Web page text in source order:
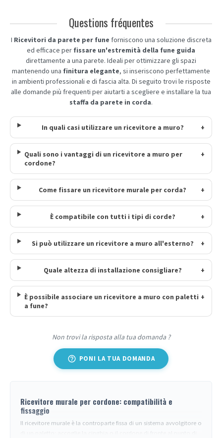
Questions fréquentes
I Ricevitori da parete per fune forniscono una soluzione discreta
ed efficace per fissare un'estremità della fune guida
direttamente a una parete. Ideali per ottimizzare gli spazi
mantenendo una finitura elegante, si inseriscono perfettamente
in ambienti professionali e di fascia alta. Di seguito trovi le risposte
alle domande più frequenti per aiutarti a scegliere e installare la tua
staffa da parete in corda.
In quali casi utilizzare un ricevitore a muro? +
Quali sono i vantaggi di un ricevitore a muro per
cordone?
+
Come fissare un ricevitore murale per corda? +
È compatibile con tutti i tipi di corde? +
Si può utilizzare un ricevitore a muro all'esterno? +
Quale altezza di installazione consigliare? +
È possibile associare un ricevitore a muro con paletti
a fune?
+
Non trovi la risposta alla tua domanda ?
help_outline PONI LA TUA DOMANDA
Ricevitore murale per cordone: compatibilità e
fissaggio
Il ricevitore murale è la controparte fissa di un sistema avvolgitore o